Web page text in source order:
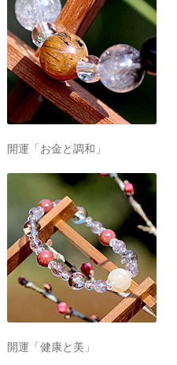
開運「お金と調和」
開運「健康と美」